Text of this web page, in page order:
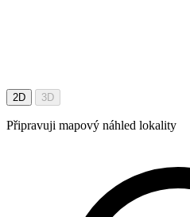
2D 3D
Připravuji mapový náhled lokality